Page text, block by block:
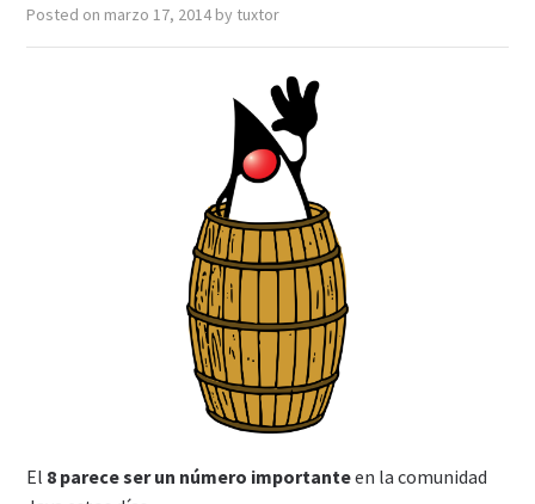
Posted on marzo 17, 2014 by tuxtor
El 8 parece ser un número importanteen la comunidad